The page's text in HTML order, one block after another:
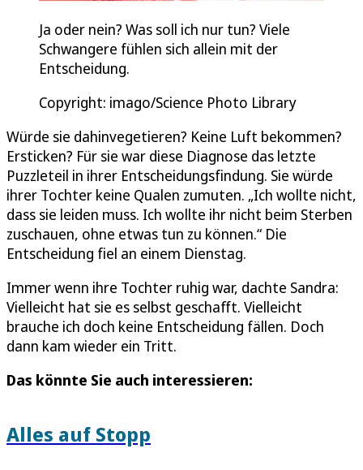
Ja oder nein? Was soll ich nur tun? Viele
Schwangere fühlen sich allein mit der
Entscheidung.
Copyright: imago/Science Photo Library
Würde sie dahinvegetieren? Keine Luft bekommen?
Ersticken? Für sie war diese Diagnose das letzte
Puzzleteil in ihrer Entscheidungsfindung. Sie würde
ihrer Tochter keine Qualen zumuten. „Ich wollte nicht,
dass sie leiden muss. Ich wollte ihr nicht beim Sterben
zuschauen, ohne etwas tun zu können.“ Die
Entscheidung fiel an einem Dienstag.
Immer wenn ihre Tochter ruhig war, dachte Sandra:
Vielleicht hat sie es selbst geschafft. Vielleicht
brauche ich doch keine Entscheidung fällen. Doch
dann kam wieder ein Tritt.
Das könnte Sie auch interessieren:
Alles auf Stopp